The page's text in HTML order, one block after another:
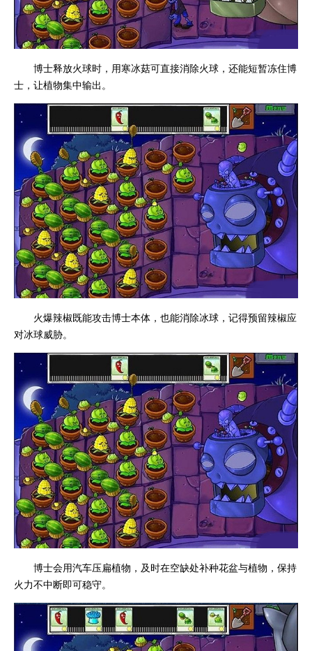
博士释放火球时，用寒冰菇可直接消除火球，还能短暂冻住博
士，让植物集中输出。
火爆辣椒既能攻击博士本体，也能消除冰球，记得预留辣椒应
对冰球威胁。
博士会用汽车压扁植物，及时在空缺处补种花盆与植物，保持
火力不中断即可稳守。